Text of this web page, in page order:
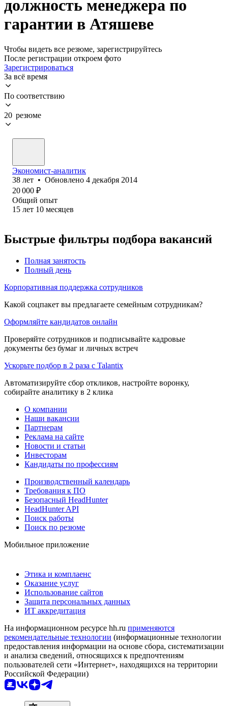
должность менеджера по
гарантии в Атяшеве
Чтобы видеть все резюме, зарегистрируйтесь
После регистрации откроем фото
Зарегистрироваться
За всё время
По соответствию
20 резюме
Экономист-аналитик
38 лет • Обновлено 4 декабря 2014
20 000 ₽
Общий опыт
15 лет 10 месяцев
Быстрые фильтры подбора вакансий
Полная занятость
Полный день
Корпоративная поддержка сотрудников
Какой соцпакет вы предлагаете семейным сотрудникам?
Оформляйте кандидатов онлайн
Проверяйте сотрудников и подписывайте кадровые
документы без бумаг и личных встреч
Ускорьте подбор в 2 раза с Talantix
Автоматизируйте сбор откликов, настройте воронку,
собирайте аналитику в 2 клика
О компании
Наши вакансии
Партнерам
Реклама на сайте
Новости и статьи
Инвесторам
Кандидаты по профессиям
Производственный календарь
Требования к ПО
Безопасный HeadHunter
HeadHunter API
Поиск работы
Поиск по резюме
Мобильное приложение
Этика и комплаенс
Оказание услуг
Использование сайтов
Защита персональных данных
ИТ аккредитация
На информационном ресурсе hh.ru применяются
рекомендательные технологии (информационные технологии
предоставления информации на основе сбора, систематизации
и анализа сведений, относящихся к предпочтениям
пользователей сети «Интернет», находящихся на территории
Российской Федерации)